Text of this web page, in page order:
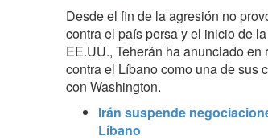
Desde el fin de la agresión no
contra el país persa y el inicio de
EE.UU., Teherán ha anunciado
contra el Líbano como una de sus
con Washington.
Irán suspende
Líbano